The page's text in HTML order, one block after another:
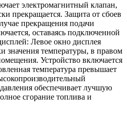
электромагнитный клапан,
прекращается. Защита от сбоев
прекращения подачи
оставаясь подключенной
Левое окно дисплея
значения температуры, в правом
Устройство включается
температура превышает
обеспечивает лучшую
сгорание топлива и